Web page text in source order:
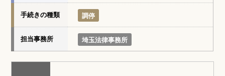
手続きの種類 調停
担当事務所 埼玉法律事務所